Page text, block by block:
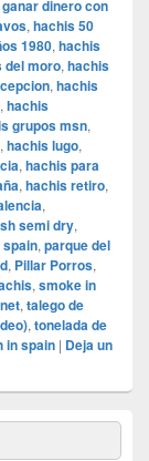
ganar dinero con
, hachis 50
1980, hachis
del moro, hachis
, hachis
, hachis
grupos msn,
, hachis lugo,
, hachis para
, hachis retiro,
,
semi dry,
, parque del
, Pillar Porros,
, smoke in
, talego de
, tonelada de
in spain | Deja un